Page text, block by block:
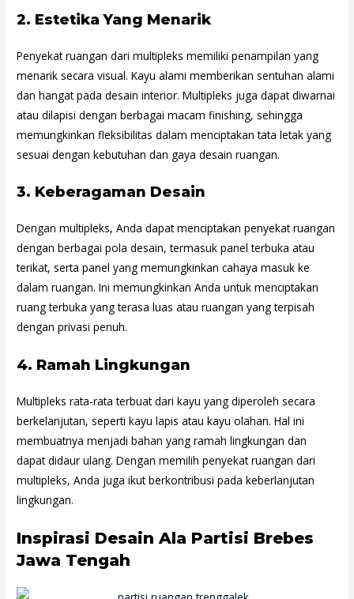
2. Estetika Yang Menarik
Penyekat ruangan dari multipleks memiliki penampilan yang
menarik secara visual. Kayu alami memberikan sentuhan alami
dan hangat pada desain interior. Multipleks juga dapat diwarnai
atau dilapisi dengan berbagai macam finishing, sehingga
memungkinkan fleksibilitas dalam menciptakan tata letak yang
sesuai dengan kebutuhan dan gaya desain ruangan.
3. Keberagaman Desain
Dengan multipleks, Anda dapat menciptakan penyekat ruangan
dengan berbagai pola desain, termasuk panel terbuka atau
terikat, serta panel yang memungkinkan cahaya masuk ke
dalam ruangan. Ini memungkinkan Anda untuk menciptakan
ruang terbuka yang terasa luas atau ruangan yang terpisah
dengan privasi penuh.
4. Ramah Lingkungan
Multipleks rata-rata terbuat dari kayu yang diperoleh secara
berkelanjutan, seperti kayu lapis atau kayu olahan. Hal ini
membuatnya menjadi bahan yang ramah lingkungan dan
dapat didaur ulang. Dengan memilih penyekat ruangan dari
multipleks, Anda juga ikut berkontribusi pada keberlanjutan
lingkungan.
Inspirasi Desain Ala Partisi Brebes
Jawa Tengah